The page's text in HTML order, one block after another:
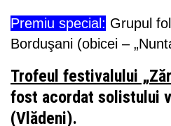
Premiu special: Grupul
Borduşani (obicei –
Trofeul festivalului „
fost acordat solistului
(Vlădeni).